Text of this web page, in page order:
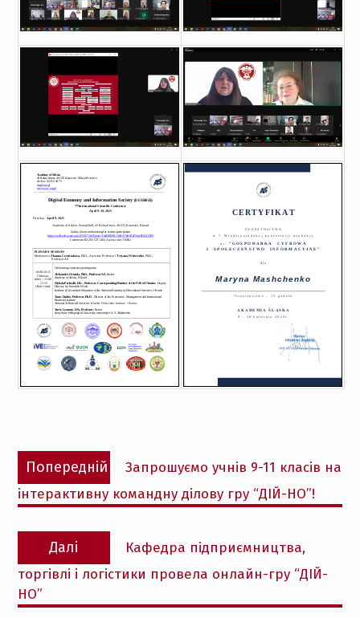
Навігація
записів
Попередній
запис:
Запрошуємо учнів 9-11 класів на
інтерактивну командну ділову гру “ДІЙ-НО”!
Далі
Наступний
запис:
Кафедра підприємництва,
торгівлі і логістики провела онлайн-гру “ДІЙ-
НО”